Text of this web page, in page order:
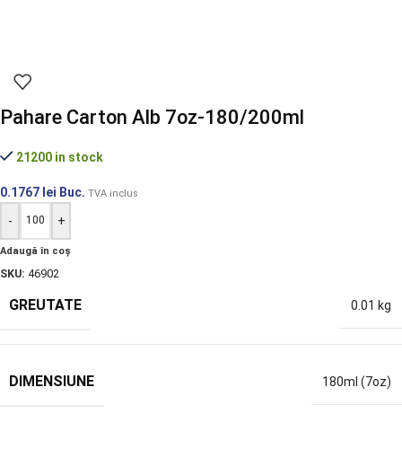
Pahare Carton Alb 7oz-180/200ml
21200 in stock
0.1767 lei Buc. TVA inclus
- +
Adaugă în coș
SKU: 46902
GREUTATE 0.01 kg
DIMENSIUNE 180ml (7oz)